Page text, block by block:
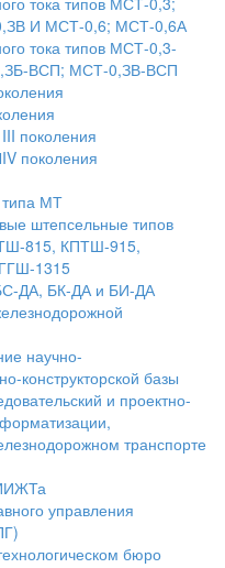
И МСТ-0,6; МСТ-0,6А
тока типов МСТ-0,3-
ВСП; МСТ-0,ЗВ-ВСП
поколения
поколения
типа МТ
штепсельные типов
815, КПТШ-915,
1315
ДА, БК-ДА и БИ-ДА
научно-
конструкторской базы
и проектно-
транспорте
управления
бюро